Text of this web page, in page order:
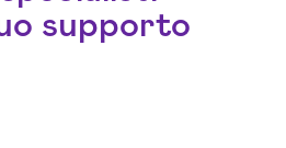
supporto